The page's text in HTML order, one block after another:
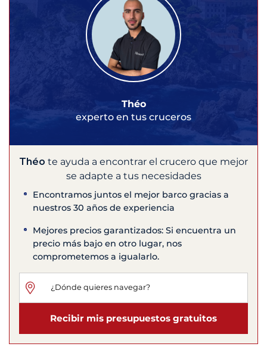
Théo
experto en tus cruceros
Théo te ayuda a encontrar el crucero que mejor
se adapte a tus necesidades
Encontramos juntos el mejor barco gracias a
nuestros 30 años de experiencia
Mejores precios garantizados: Si encuentra un
precio más bajo en otro lugar, nos
comprometemos a igualarlo.
Recibir mis presupuestos gratuitos